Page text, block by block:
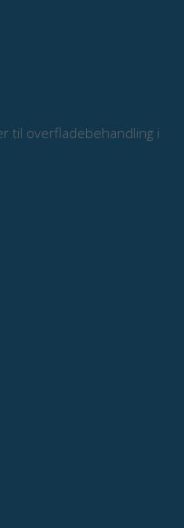
til overfladebehandling i